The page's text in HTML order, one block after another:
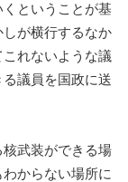
ということが基
が横行するなか
れないような議
議員を国政に送
武装ができる場
からない場所に